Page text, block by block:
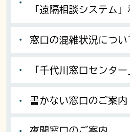
「遠隔相談システム
窓口の混雑状況につい
「千代川窓口センタ
書かない窓口のご案内